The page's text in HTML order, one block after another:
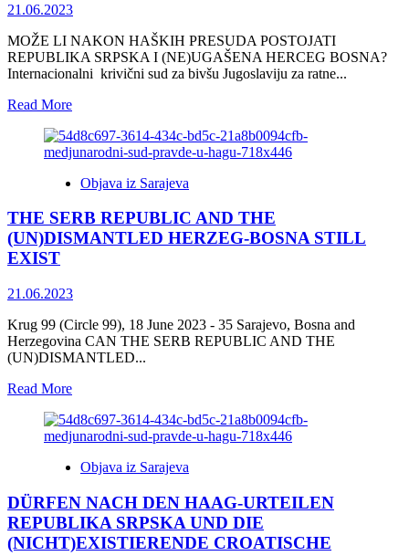
regiji</strong>
21.06.2023
MOŽE LI NAKON HAŠKIH PRESUDA POSTOJATI
REPUBLIKA SRPSKA I (NE)UGAŠENA HERCEG BOSNA?
Internacionalni krivični sud za bivšu Jugoslaviju za ratne...
Read MoreRead
about
I
HAŠKIH
POSTOJI
REPUBLIKA
HERCEG
BOSNA
Objava iz Sarajeva
THE SERB REPUBLIC AND THE
(UN)DISMANTLED HERZEG-BOSNA STILL
EXIST
21.06.2023
Krug 99 (Circle 99), 18 June 2023 - 35 Sarajevo, Bosna and
Herzegovina CAN THE SERB REPUBLIC AND THE
(UN)DISMANTLED...
Read MoreRead
about
THE
REPUBLIC
THE
(UN)DISMANTLED
HERZEG-
BOSNA
Objava iz Sarajeva
DÜRFEN NACH DEN HAAG-URTEILEN
REPUBLIKA SRPSKA UND DIE
(NICHT)EXISTIERENDE CROATISCHE